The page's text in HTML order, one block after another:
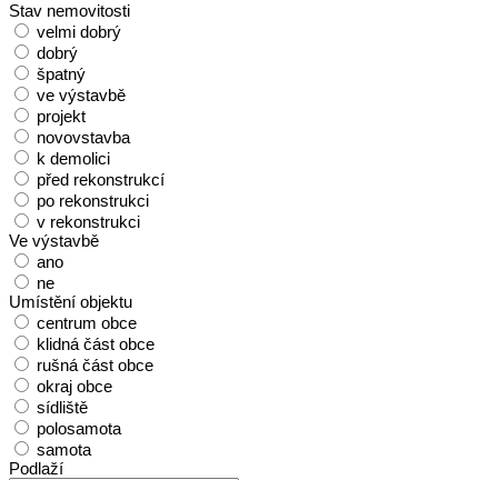
Stav nemovitosti
velmi dobrý
dobrý
špatný
ve výstavbě
projekt
novovstavba
k demolici
před rekonstrukcí
po rekonstrukci
v rekonstrukci
Ve výstavbě
ano
ne
Umístění objektu
centrum obce
klidná část obce
rušná část obce
okraj obce
sídliště
polosamota
samota
Podlaží